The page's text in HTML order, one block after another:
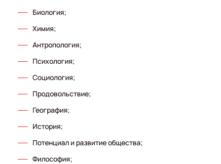
Биология;
Химия;
Антропология;
Психология;
Социология;
Продовольствие;
География;
История;
Потенциал и развитие общества;
Философия;